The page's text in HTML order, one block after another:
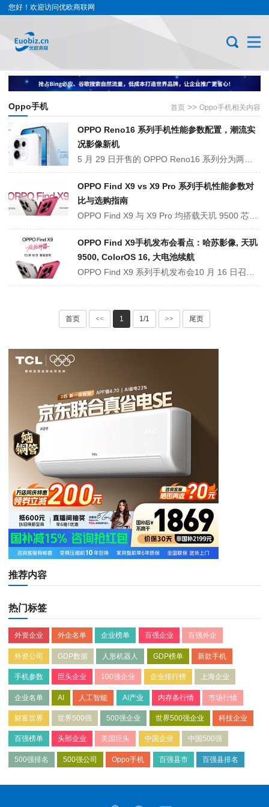
您好！欢迎访问优欧商联网
首页 >> Oppo手机相关内容
Oppo手机
OPPO Reno16 系列手机性能参数配置，潮流实
况影像新机
5 月 29 日开售的 OPPO Reno16 系列分为两款机型，全系搭载 3D 悬浮星球潮流后盖、全焦段三摄与实况随心贴创作功能，标准版6700mAh 电池；Pro 搭载微云台主摄、7000mAh 电池与无线充电，分别搭载不同规格天玑芯片，兼顾轻薄手感、人像拍摄与长效续航，适配学生、短视频创作者。
OPPO Find X9 vs X9 Pro 系列手机性能参数对
比与选购指南
OPPO Find X9 与 X9 Pro 均搭载天玑 9500 芯片。核心差异在影像与续航：X9 配 5000 万 LYT808 主摄 + 5000 万 LYT600 潜望镜，7025mAh 电池；X9 Pro 升级为 5000 万 LYT828 主摄 + 2 亿 HP5 潜望镜，支持长焦微距，电池增至 7500mAh。
OPPO Find X9手机发布会看点：哈苏影像, 天玑
9500, ColorOS 16, 大电池续航
OPPO Find X9 系列手机发布会10 月 16 日召开，推出 X9 标准版与 X9 Pro 版，同步发布 Pad 5、Watch S 生态新品。全系搭哈苏影像方案，Pro 版升级 2 亿像素潜望镜和 LUMO 超像素引擎。首发 ColorOS 16系统，搭配天玑9500芯片，大容量电池续航，支持 IP69 防水。
首页 << 1 1/1 >> 尾页
推荐内容
热门标签
外资企业 外企名单 企业榜单 百强企业 百强外企
外资公司 GDP数据 人形机器人 GDP榜单 新款手机
手机参数 巨头企业 100强企业 企业排行榜 上海企业
企业名单 AI 人工智能 AI产业 内存条行情 市场行情
财富世界 世界500强 500强企业 世界500强企业 科技企业
百强榜单 头部企业 美国巨头 中国企业 中国500强
500强排名 500强公司 Oppo手机 百强县市 百强县排名